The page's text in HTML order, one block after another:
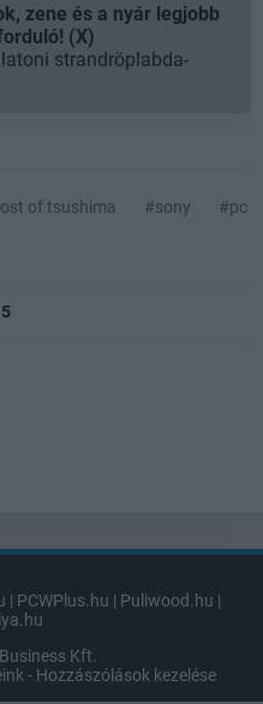
zene és a nyár legjobb
(X)
strandröplabda-
of tsushima #sony
#pc
| PCWPlus.hu | Puliwood.hu |
Kft.
- Hozzászólások kezelése